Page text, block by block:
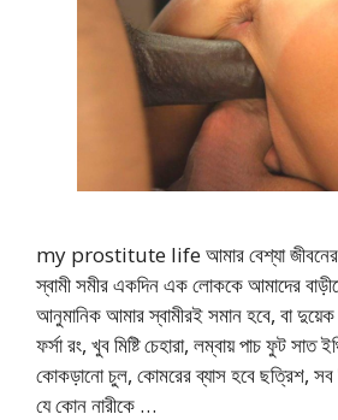
my prostitute life আমার বেশ্যা জীবনের
স্বামী সমীর একদিন এক লোককে আমাদের
আনুমানিক আমার স্বামীরই সমান হবে, বা
ফর্সা রং, খুব মিষ্টি চেহারা, লম্বায় পাচ ফুট সাত
কোকড়ানো চুল, কোমরের ব্যাস হবে ছত্রিশ, সব
যে কোন নারীকে …